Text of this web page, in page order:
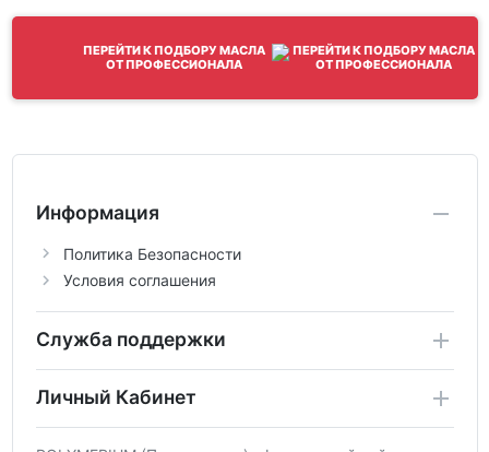
ПЕРЕЙТИ К ПОДБОРУ МАСЛА
ОТ ПРОФЕССИОНАЛА
Информация
Политика Безопасности
Условия соглашения
Служба поддержки
Личный Кабинет